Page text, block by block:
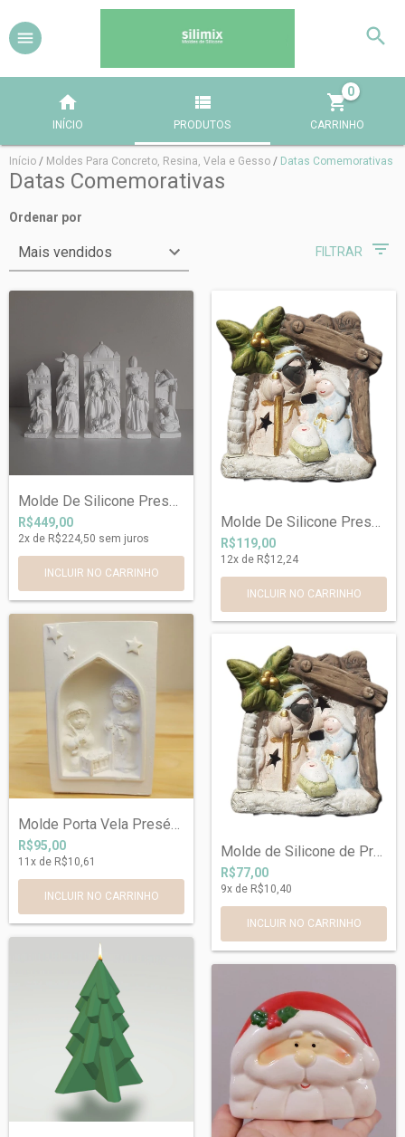
INÍCIO PRODUTOS CARRINHO
0
Início / Moldes Para Concreto, Resina, Vela e Gesso / Datas Comemorativas
Datas Comemorativas
Ordenar por
FILTRAR
Molde De Silicone Presépio kit com 5 Mol...
R$449,00
2x de R$224,50 sem juros R$119,00
12x de R$12,24
Molde Porta Vela Presépio Ref 050
R$95,00
11 x de R$10,61
Molde de Silicone de Presépio Ref 1033
R$77,00
9x de R$10,40
INCLUIR NO CARRINHO